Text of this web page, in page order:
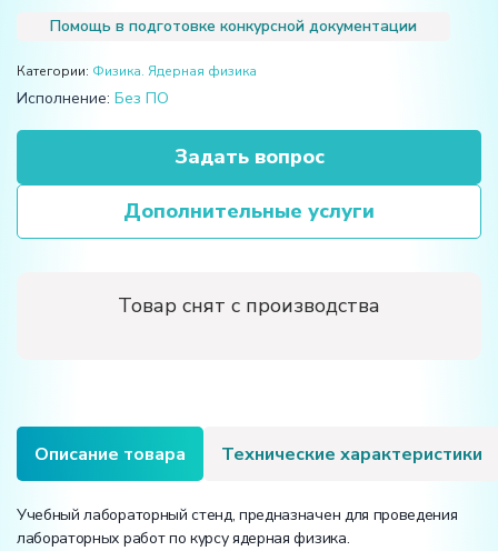
Помощь в подготовке конкурсной документации
Категории: Физика. Ядерная физика
Исполнение: Без ПО
Задать вопрос
Дополнительные услуги
Товар снят с производства
Описание товара Технические характеристики
Учебный лабораторный стенд, предназначен для проведения
лабораторных работ по курсу ядерная физика.